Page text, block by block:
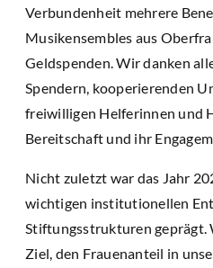
Verbundenheit mehrere
Musikensembles aus
Geldspenden. Wir danken
Spendern, kooperierenden
freiwilligen Helferinnen und
Bereitschaft und ihr
Nicht zuletzt war das Jahr
wichtigen institutionellen
Stiftungsstrukturen geprägt.
Ziel, den Frauenanteil in